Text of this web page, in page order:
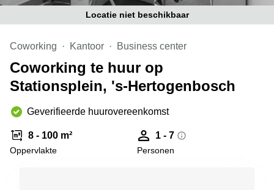
Breda
Coworking
in Arnhem
Coworking
Hilversum
Coworking
space
Zwolle
Locatie niet beschikbaar
Coworking Kantoor Business center
Coworking te huur op
Stationsplein, 's-Hertogenbosch
Geverifieerde huurovereenkomst
8 - 100 m²
Oppervlakte
1 - 7
Personen